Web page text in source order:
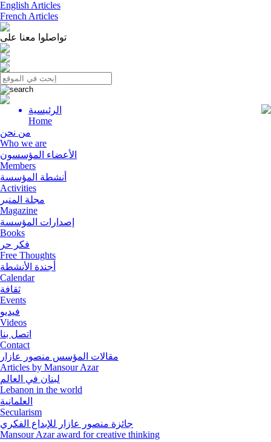
English Articles
French Articles
تواصلوا معنا على
Menu
الرئيسية
Home
من نحن
Who we are
الأعضاء المؤسسون
Members
أنشطة المؤسسة
Activities
مجلة المنبر
Magazine
إصدارات المؤسسة
Books
فكر حر
Free Thoughts
أجندة الأنشطة
Calendar
ثقافة
Events
فيديو
Videos
اتصل بنا
Contact
مقالات المؤسس منصور عازار
Articles by Mansour Azar
لبنان في العالم
Lebanon in the world
العلمانية
Secularism
جائزة منصور عازار للإبداع الفكري
Mansour Azar award for creative thinking